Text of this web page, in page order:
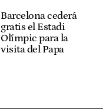
Barcelona cederá
gratis el Estadi
Olímpic para la
visita del Papa